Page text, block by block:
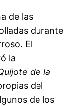
de las
durante
El
la
de la
del
de los